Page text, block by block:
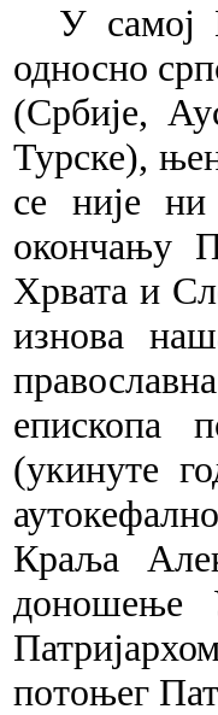
У самој
односно
(Србије,
Турске),
се није
окончању
Хрвата и
изнова
епископа
(укинуте
Краља
доношење
потоњег